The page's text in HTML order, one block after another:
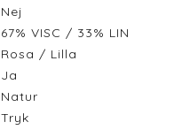
Nej
67% VISC / 33% LIN
Rosa / Lilla
Ja
Natur
Tryk